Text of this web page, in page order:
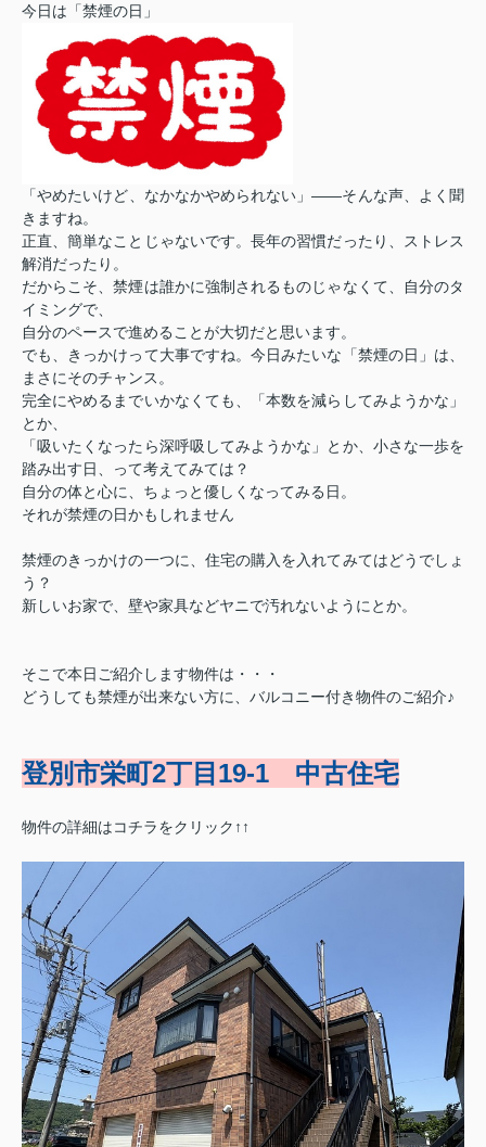
今日は「禁煙の日」
「やめたいけど、なかなかやめられない」——そんな声、よく聞
きますね。
正直、簡単なことじゃないです。長年の習慣だったり、ストレス
解消だったり。
だからこそ、禁煙は誰かに強制されるものじゃなくて、自分のタ
イミングで、
自分のペースで進めることが大切だと思います。
でも、きっかけって大事ですね。今日みたいな「禁煙の日」は、
まさにそのチャンス。
完全にやめるまでいかなくても、「本数を減らしてみようかな」
とか、
「吸いたくなったら深呼吸してみようかな」とか、小さな一歩を
踏み出す日、って考えてみては？
自分の体と心に、ちょっと優しくなってみる日。
それが禁煙の日かもしれません
禁煙のきっかけの一つに、住宅の購入を入れてみてはどうでしょ
う？
新しいお家で、壁や家具などヤニで汚れないようにとか。
そこで本日ご紹介します物件は・・・
どうしても禁煙が出来ない方に、バルコニー付き物件のご紹介♪
登別市栄町2丁目19-1 中古住宅
物件の詳細はコチラをクリック↑↑